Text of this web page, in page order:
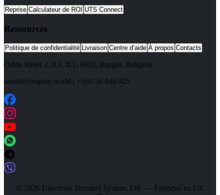
Reprise Calculateur de ROI UTS Connect
Ressources
Politique de confidentialité Livraison Centre d’aide À propos Contacts
Odrin Street 2, fl.1 , fl.1, 8001 , Burgas, Bulgaria
world@utsplay.world | +359 56 940 425
© 2026 Universal Terminal System, Ltd. — Fabriqué en UE